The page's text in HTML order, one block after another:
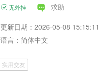
无外挂 求助
更新日期：2026-05-08 15:15:11
语言：简体中文
实用交友